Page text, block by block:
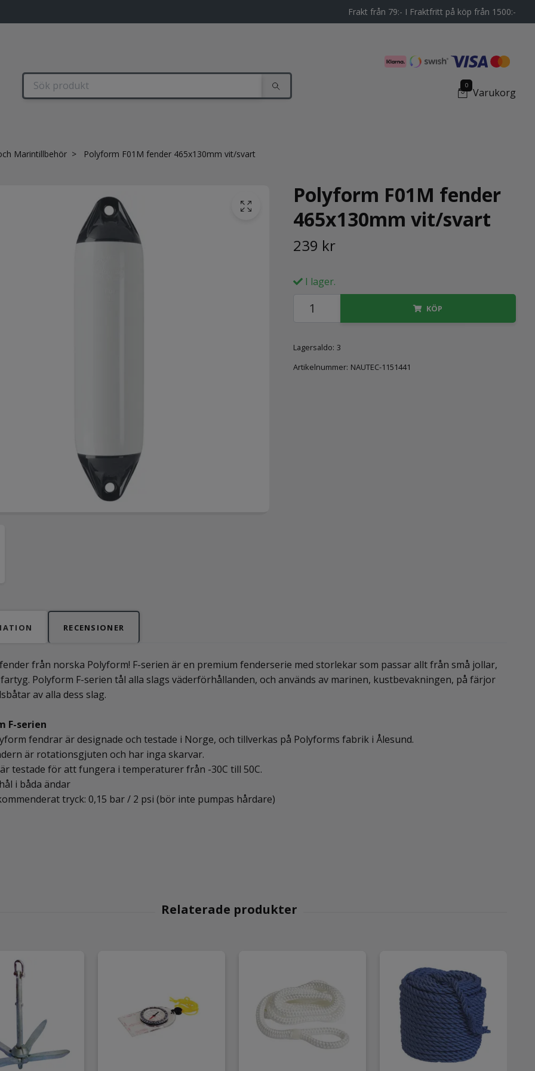
Frakt från 79:- I Fraktfritt på köp från 1500:-
0
Varukorg
Marintillbehör Polyform F01M fender 465x130mm vit/svart
Polyform F01M fender
465x130mm vit/svart
239 kr
I lager.
KÖP
Lagersaldo: 3
Artikelnummer: NAUTEC-1151441
RECENSIONER
från norska Polyform! F-serien är en premium fenderserie med storlekar som passar allt från små jollar,
Polyform F-serien tål alla slags väderförhållanden, och används av marinen, kustbevakningen, på färjor
av alla dess slag.
F-serien
fendrar är designade och testade i Norge, och tillverkas på Polyforms fabrik i Ålesund.
är rotationsgjuten och har inga skarvar.
testade för att fungera i temperaturer från -30C till 50C.
i båda ändar
tryck: 0,15 bar / 2 psi (bör inte pumpas hårdare)